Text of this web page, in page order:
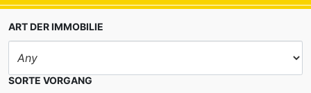
ART DER IMMOBILIE
SORTE VORGANG